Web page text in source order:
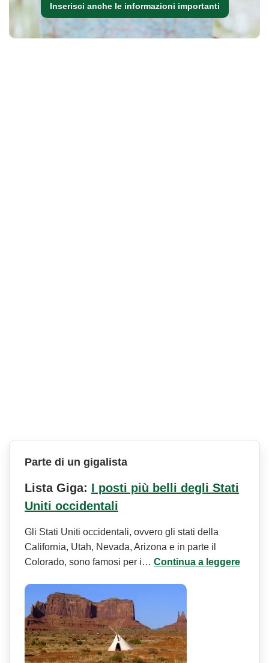
Inserisci anche le informazioni importanti
Parte di un gigalista
Lista Giga: I posti più belli degli Stati
Uniti occidentali
Gli Stati Uniti occidentali, ovvero gli stati della
California, Utah, Nevada, Arizona e in parte il
Colorado, sono famosi per i… Continua a leggere